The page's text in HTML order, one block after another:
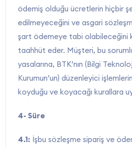
ödemiş olduğu ücretlerin hiçbir
edilmeyeceğini ve asgari
şart ödemeye tabi olabileceğini
taahhüt eder. Müşteri, bu
yasalarına, BTK’nın (Bilgi
Kurumun’un) düzenleyici
koyduğu ve koyacağı kurallara
4- Süre
4.1: İşbu sözleşme sipariş ve